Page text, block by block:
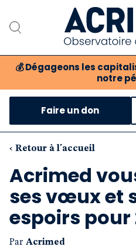
💰 Dégageons les
notre
Notre
Notre
Nos
Notre
Faire un don
‹ Retour à l'accueil
Acrimed
ses vœux et
espoirs pour
Par Acrimed